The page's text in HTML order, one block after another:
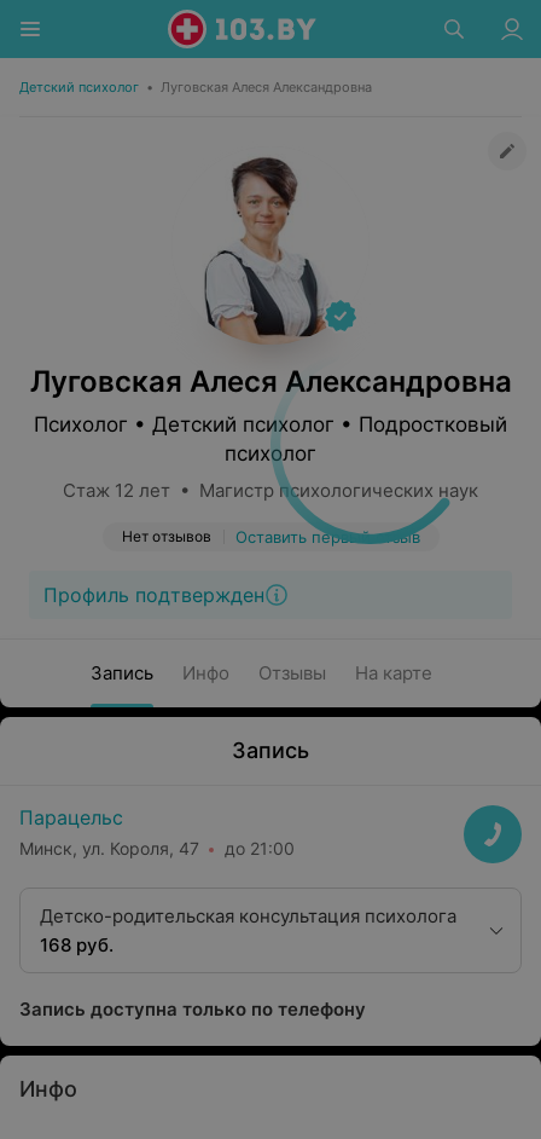
Детский психолог • Луговская Алеся Александровна
Луговская Алеся Александровна
Психолог • Детский психолог • Подростковый
психолог
Стаж 12 лет • Магистр психологических наук
Нет отзывов Оставить первый отзыв
Профиль подтвержден
Запись Инфо Отзывы На карте
Запись
Парацельс
Минск, ул. Короля, 47 до 21:00
Детско-родительская консультация психолога
168 руб.
Запись доступна только по телефону
Инфо